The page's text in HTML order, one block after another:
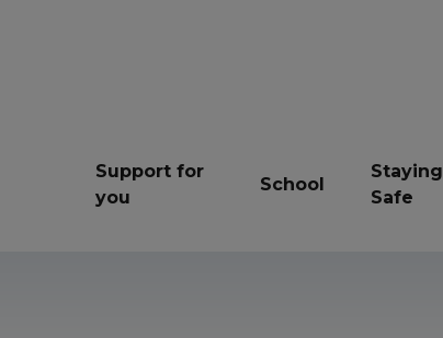
Support for
you
School
Staying
Safe